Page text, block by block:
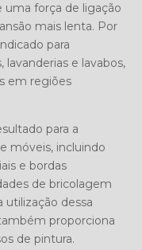
uma força de ligação
mais lenta. Por
para
e lavabos,
em regiões
para a
móveis, incluindo
e bordas
de bricolagem
dessa
proporciona
de pintura.